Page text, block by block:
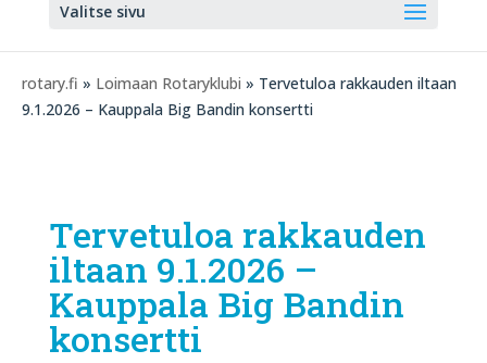
Valitse sivu
rotary.fi » Loimaan Rotaryklubi » Tervetuloa rakkauden iltaan
9.1.2026 – Kauppala Big Bandin konsertti
Tervetuloa rakkauden
iltaan 9.1.2026 –
Kauppala Big Bandin
konsertti